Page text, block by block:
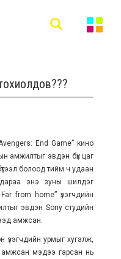
End Game” кино
амжилтыг эвдэн бүх цаг
болоод тийм ч удаан
дараа энэ зуны шилдэг
Far from home” үзэгчдийн
эвдэн Sony студийн
амжсан.
үзэгчдийн урмыг хугалж,
мэдээ гарсан нь